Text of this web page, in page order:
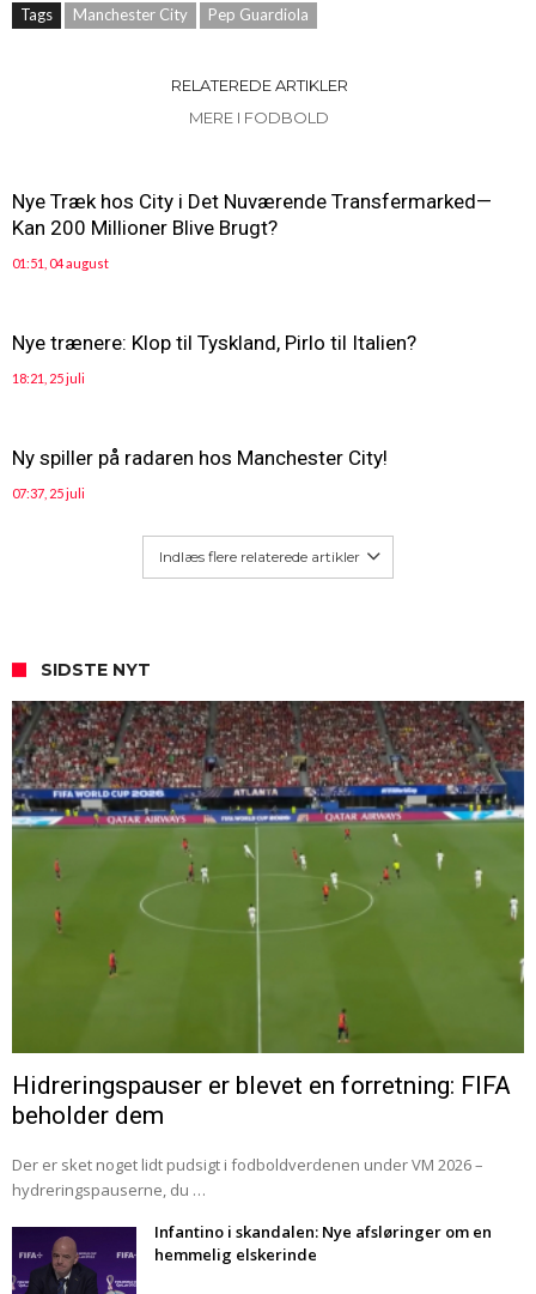
Tags Manchester City Pep Guardiola
RELATEREDE ARTIKLER
MERE I FODBOLD
Nye Træk hos City i Det Nuværende Transfermarked—
Kan 200 Millioner Blive Brugt?
01:51, 04 august
Nye trænere: Klop til Tyskland, Pirlo til Italien?
18:21, 25 juli
Ny spiller på radaren hos Manchester City!
07:37, 25 juli
Indlæs flere relaterede artikler
SIDSTE NYT
Hidreringspauser er blevet en forretning: FIFA
beholder dem
Der er sket noget lidt pudsigt i fodboldverdenen under VM 2026 –
hydreringspauserne, du …
Infantino i skandalen: Nye afsløringer om en
hemmelig elskerinde